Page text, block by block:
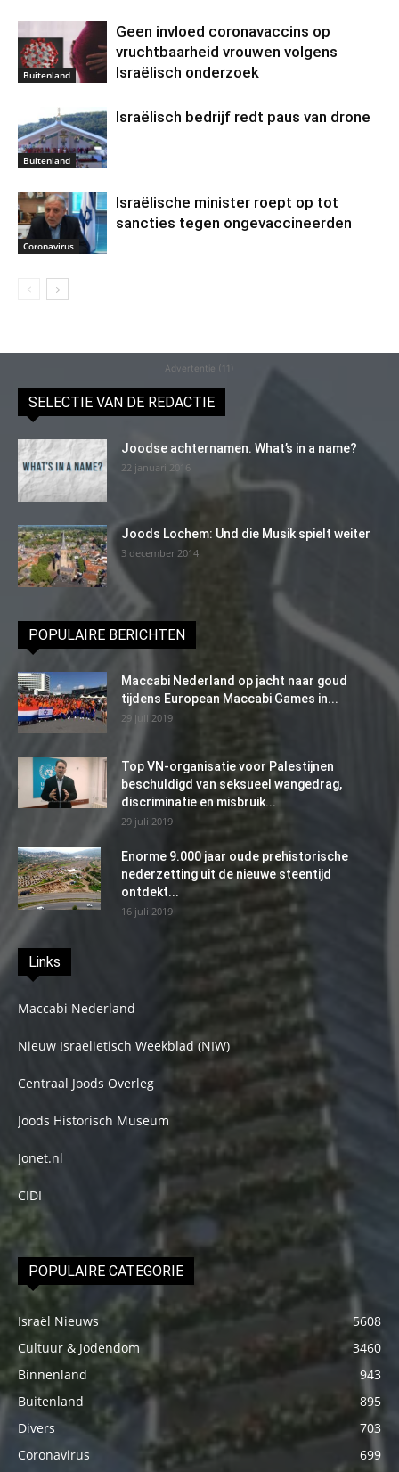
Buitenland
Geen invloed coronavaccins op
vruchtbaarheid vrouwen volgens
Israëlisch onderzoek
Buitenland
Israëlisch bedrijf redt paus van drone
Coronavirus
Israëlische minister roept op tot
sancties tegen ongevaccineerden
Advertentie (11)
SELECTIE VAN DE REDACTIE
Joodse achternamen. What’s in a name?
22 januari 2016
Joods Lochem: Und die Musik spielt weiter
3 december 2014
POPULAIRE BERICHTEN
Maccabi Nederland op jacht naar goud
tijdens European Maccabi Games in...
29 juli 2019
Top VN-organisatie voor Palestijnen
beschuldigd van seksueel wangedrag,
discriminatie en misbruik...
29 juli 2019
Enorme 9.000 jaar oude prehistorische
nederzetting uit de nieuwe steentijd
ontdekt...
16 juli 2019
Links
Maccabi Nederland
Nieuw Israelietisch Weekblad (NIW)
Centraal Joods Overleg
Joods Historisch Museum
Jonet.nl
CIDI
POPULAIRE CATEGORIE
Israël Nieuws
5608
Cultuur & Jodendom
3460
Binnenland
943
Buitenland
895
Divers
703
Coronavirus
699